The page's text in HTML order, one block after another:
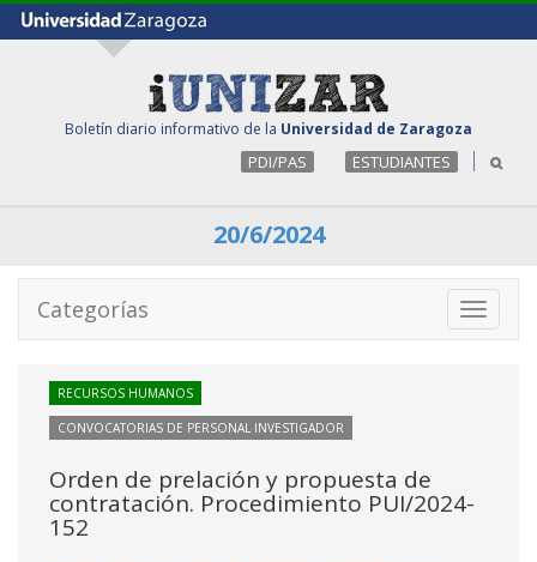
Boletín diario informativo de la Universidad de Zaragoza
PDI/PAS ESTUDIANTES
20/6/2024
Toggle
Categorías
RECURSOS HUMANOS
CONVOCATORIAS DE PERSONAL INVESTIGADOR
Orden de prelación y propuesta de
contratación. Procedimiento PUI/2024-
152